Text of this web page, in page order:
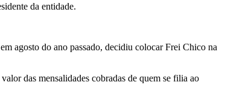
da entidade.
agosto do ano passado, decidiu colocar Frei Chico na
das mensalidades cobradas de quem se filia ao